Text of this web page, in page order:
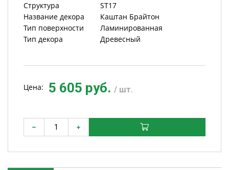
Структура
ST17
Название декора
Каштан Брайтон
Тип поверхности
Ламинированная
Тип декора
Древесный
Цена: 5 605 руб. / шт.